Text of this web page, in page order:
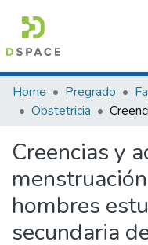
Communities &
All of DSpace
Statistics
Home Pregrado
Obstetricia
Creencias y
hombres
secundaria